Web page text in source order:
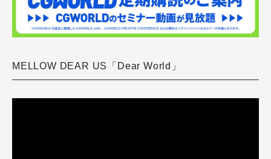
MELLOW DEAR US「Dear World」